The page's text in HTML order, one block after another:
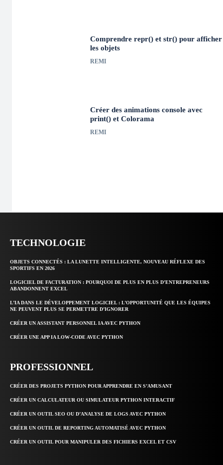
Comprendre repr() et str() pour afficher
les objets
REMI
Créer des animations console avec
print() et Colorama
REMI
TECHNOLOGIE
OBJETS CONNECTÉS : LA LUNETTE INTELLIGENTE, NOUVEAU RÉFLEXE DES
SPORTIFS EN 2026
LOGICIEL DE FACTURATION : POURQUOI DE PLUS EN PLUS D’ENTREPRENEURS
ABANDONNENT EXCEL
L’IA DANS LE DÉVELOPPEMENT LOGICIEL : L’OPPORTUNITÉ QUE LES ÉQUIPES
NE PEUVENT PLUS SE PERMETTRE D’IGNORER
CRÉER UN ASSISTANT PERSONNEL IA AVEC PYTHON
CRÉER UNE APP IA LOW-CODE AVEC PYTHON
PROFESSIONNEL
CRÉER DES PROJETS PYTHON POUR APPRENDRE EN S’AMUSANT
CRÉER UN CALCULATEUR OU SIMULATEUR PYTHON INTERACTIF
CRÉER UN OUTIL SEO OU D’ANALYSE DE LOGS AVEC PYTHON
CRÉER UN OUTIL DE REPORTING AUTOMATISÉ AVEC PYTHON
CRÉER UN OUTIL POUR MANIPULER DES FICHIERS EXCEL ET CSV